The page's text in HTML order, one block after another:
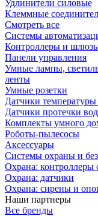
Удлинители силовые
Клеммные
Смотреть все
Системы
Контроллеры и
Панели управления
Умные лампы,
ленты
Умные розетки
Датчики
Датчики протечки
Комплекты умного
Роботы-пылесосы
Аксессуары
Системы охраны и
Охрана: контроллеры
Охрана: датчики
Охрана: сирены и
Наши партнеры
Все бренды